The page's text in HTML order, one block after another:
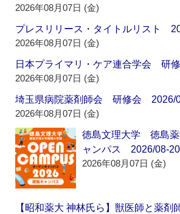
2026年08月07日 (金)
プレスリリース・タイトルリスト
2026年08月07日 (金)
日本プライマリ・ケア連合学会 研
2026年08月07日 (金)
埼玉県病院薬剤師会 研修会 2026/
2026年08月07日 (金)
徳島文理大学 徳島
ャンパス 2026/08-
2026年08月07日 (金)
【昭和薬大 神林氏ら】獣医師と薬剤